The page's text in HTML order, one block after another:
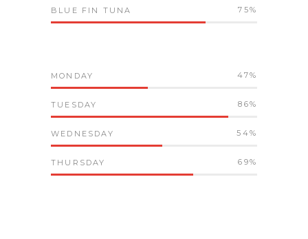
BLUE FIN TUNA 75
MONDAY 47
TUESDAY 86
WEDNESDAY 54
THURSDAY 69